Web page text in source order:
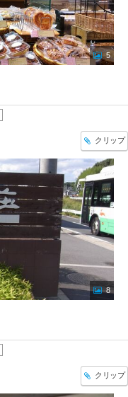
5
クリップ
8
クリップ